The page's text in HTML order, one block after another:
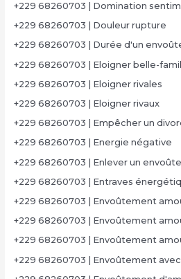
+229 68260703 | Domination
+229 68260703 | Douleur rupture
+229 68260703 | Durée d'un
+229 68260703 | Eloigner belle-
+229 68260703 | Eloigner rivales
+229 68260703 | Eloigner rivaux
+229 68260703 | Empêcher un
+229 68260703 | Energie négative
+229 68260703 | Enlever un
+229 68260703 | Entraves
+229 68260703 | Envoûtement
+229 68260703 | Envoûtement
+229 68260703 | Envoûtement
+229 68260703 | Envoûtement